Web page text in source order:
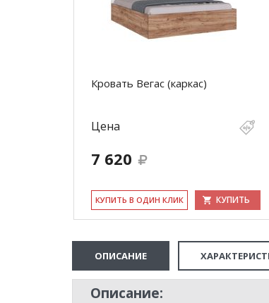
Кровать Вегас (каркас)
Цена
7 620
КУ­ПИТЬ В ОДИН КЛИК КУПИТЬ
ОПИСАНИЕ
Описание: